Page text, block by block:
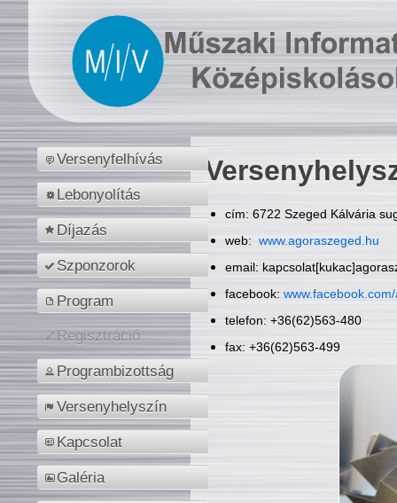
Versenyfelhívás
Lebonyolítás
Díjazás
Szponzorok
Program
Regisztráció
Programbizottság
Versenyhelyszín
Kapcsolat
Galéria
cím: 6722 Szeged Kálvária
web: www.agoraszeged.hu
email:
facebook:
telefon: +36(62)563-480
fax: +36(62)563-499